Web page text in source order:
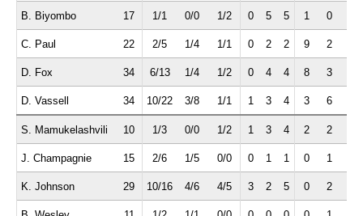
B. Biyombo 17 1/1 0/0 1/2 0 5 5 1 0
C. Paul 22 2/5 1/4 1/1 0 2 2 9 2
D. Fox 34 6/13 1/4 1/2 0 4 4 8 3
D. Vassell 34 10/22 3/8 1/1 1 3 4 3 6
S. Mamukelashvili 10 1/3 0/0 1/2 1 3 4 2 2
J. Champagnie 15 2/6 1/5 0/0 0 1 1 0 1
K. Johnson 29 10/16 4/6 4/5 3 2 5 0 2